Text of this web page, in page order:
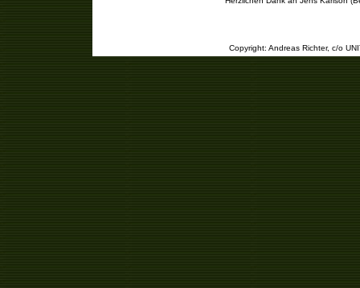
Copyright: Andreas Richter, c/o